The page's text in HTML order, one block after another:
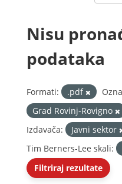
Nisu
podataka
Formati: .pdf
Grad Rovinj-Rovigno
Izdavača:
Javni sektor
Tim Berners-Lee skali:
Filtriraj rezultate